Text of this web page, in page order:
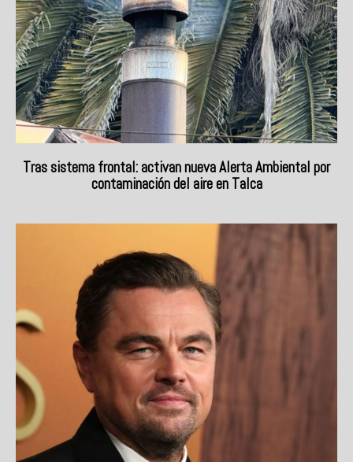
Tras sistema frontal: activan nueva Alerta Ambiental por
contaminación del aire en Talca